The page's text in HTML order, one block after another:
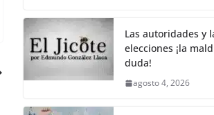
Las autoridades y
elecciones ¡la
duda!
agosto 4, 2026